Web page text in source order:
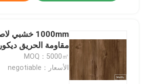
مقاومة الحريق ديكور
MOQ：5000㎡
الأسعار：negotiable